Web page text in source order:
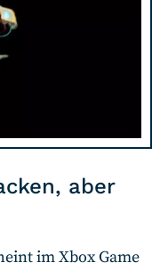
aber
im Xbox Game